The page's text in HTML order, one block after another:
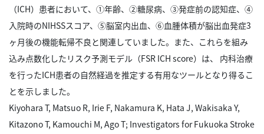
（ICH）患者において、①年齢、②糖尿病、③発症前の認知症、④
入院時のNIHSSスコア、⑤脳室内出血、⑥血腫体積が脳出血発症3
ヶ月後の機能転帰不良と関連していました。また、これらを組み
込み点数化したリスク予測モデル（FSR ICH score）は、 内科治療
を行ったICH患者の自然経過を推定する有用なツールとなり得るこ
とを示しました。
Kiyohara T, Matsuo R, Irie F, Nakamura K, Hata J, Wakisaka Y,
Kitazono T, Kamouchi M, Ago T; Investigators for Fukuoka Stroke